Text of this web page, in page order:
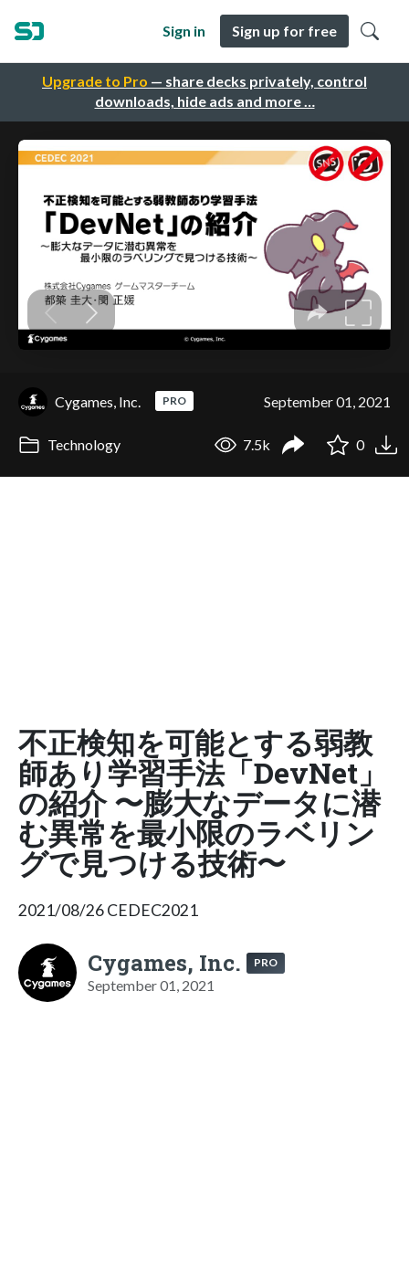
Upgrade to Pro — share decks privately, control
downloads, hide ads and more …
Sign in Sign up for free
Cygames, Inc. PRO September 01, 2021
Technology 7.5k 0
不正検知を可能とする弱教
師あり学習手法「DevNet」
の紹介 〜膨大なデータに潜
む異常を最小限のラベリン
グで見つける技術〜
2021/08/26 CEDEC2021
Cygames, Inc. PRO
September 01, 2021